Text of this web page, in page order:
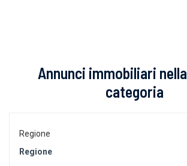
Annunci immobiliari
categoria
Regione
Regione